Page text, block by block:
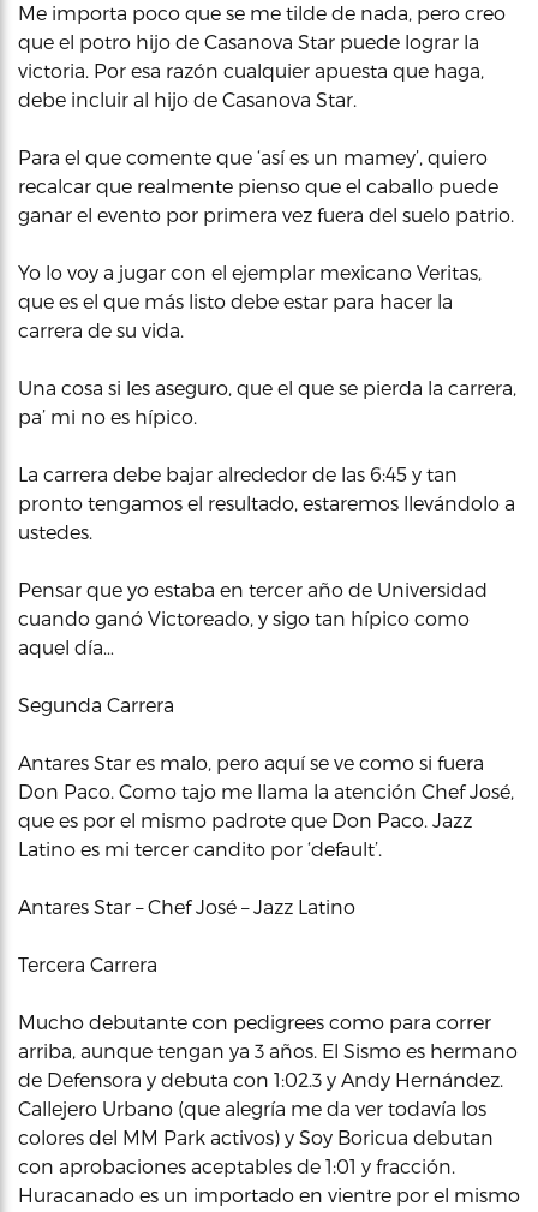
Me importa poco que se me tilde de nada, pero creo
que el potro hijo de Casanova Star puede lograr la
victoria. Por esa razón cualquier apuesta que haga,
debe incluir al hijo de Casanova Star.
Para el que comente que ‘así es un mamey’, quiero
recalcar que realmente pienso que el caballo puede
ganar el evento por primera vez fuera del suelo patrio.
Yo lo voy a jugar con el ejemplar mexicano Veritas,
que es el que más listo debe estar para hacer la
carrera de su vida.
Una cosa si les aseguro, que el que se pierda la carrera,
pa’ mi no es hípico.
La carrera debe bajar alrededor de las 6:45 y tan
pronto tengamos el resultado, estaremos llevándolo a
ustedes.
Pensar que yo estaba en tercer año de Universidad
cuando ganó Victoreado, y sigo tan hípico como
aquel día…
Segunda Carrera
Antares Star es malo, pero aquí se ve como si fuera
Don Paco. Como tajo me llama la atención Chef José,
que es por el mismo padrote que Don Paco. Jazz
Latino es mi tercer candito por ‘default’.
Antares Star – Chef José – Jazz Latino
Tercera Carrera
Mucho debutante con pedigrees como para correr
arriba, aunque tengan ya 3 años. El Sismo es hermano
de Defensora y debuta con 1:02.3 y Andy Hernández.
Callejero Urbano (que alegría me da ver todavía los
colores del MM Park activos) y Soy Boricua debutan
con aprobaciones aceptables de 1:01 y fracción.
Huracanado es un importado en vientre por el mismo